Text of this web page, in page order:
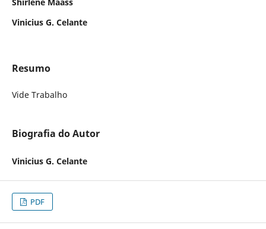
Vinicius G. Celante
Resumo
Vide Trabalho
Biografia do Autor
Vinicius G. Celante
PDF